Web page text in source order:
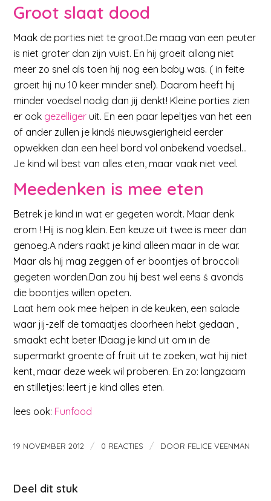
Groot slaat dood
Maak de porties niet te groot.De maag van een peuter
is niet groter dan zijn vuist. En hij groeit allang niet
meer zo snel als toen hij nog een baby was. ( in feite
groeit hij nu 10 keer minder snel). Daarom heeft hij
minder voedsel nodig dan jij denkt! Kleine porties zien
er ook gezelliger uit. En een paar lepeltjes van het een
of ander zullen je kindś nieuwsgierigheid eerder
opwekken dan een heel bord vol onbekend voedsel…
Je kind wil best van alles eten, maar vaak niet veel.
Meedenken is mee eten
Betrek je kind in wat er gegeten wordt. Maar denk
erom ! Hij is nog klein. Een keuze uit twee is meer dan
genoeg.A nders raakt je kind alleen maar in de war.
Maar als hij mag zeggen of er boontjes of broccoli
gegeten worden.Dan zou hij best wel eens ś avonds
die boontjes willen opeten.
Laat hem ook mee helpen in de keuken, een salade
waar jij-zelf de tomaatjes doorheen hebt gedaan ,
smaakt echt beter !Daag je kind uit om in de
supermarkt groente of fruit uit te zoeken, wat hij niet
kent, maar deze week wil proberen. En zo: langzaam
en stilletjes: leert je kind alles eten.
lees ook: Funfood
19 NOVEMBER 2012 / 0 REACTIES / DOOR FELICE VEENMAN
Deel dit stuk